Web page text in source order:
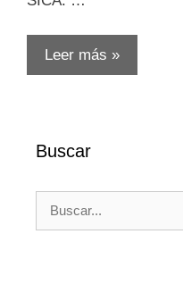
Leer más »
Buscar